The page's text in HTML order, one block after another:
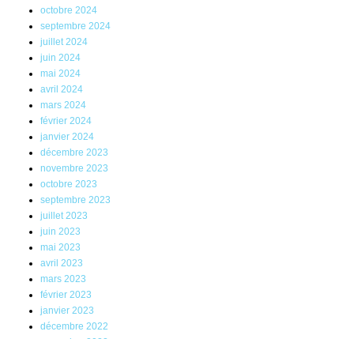
octobre 2024
septembre 2024
juillet 2024
juin 2024
mai 2024
avril 2024
mars 2024
février 2024
janvier 2024
décembre 2023
novembre 2023
octobre 2023
septembre 2023
juillet 2023
juin 2023
mai 2023
avril 2023
mars 2023
février 2023
janvier 2023
décembre 2022